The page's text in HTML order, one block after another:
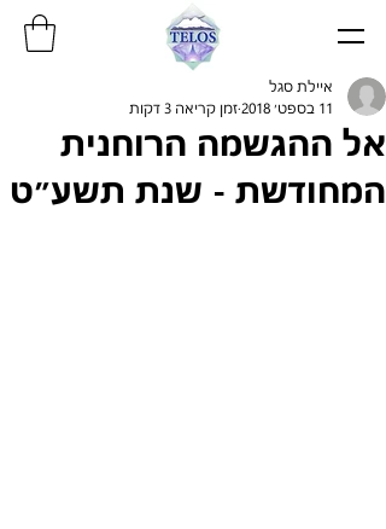
אל ההגשמה הרוחנית
המחודשת - שנת תשע״ט
איילת סגל
11 בספט׳ 2018
זמן קריאה 3 דקות